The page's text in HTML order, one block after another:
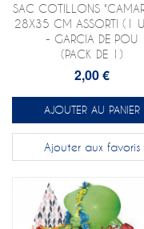
SAC COTILLONS
28X35 CM ASSORTI (1
- GARCIA DE POU
(PACK DE 1)
2,00 €
AJOUTER AU PANIER
Ajouter aux favoris